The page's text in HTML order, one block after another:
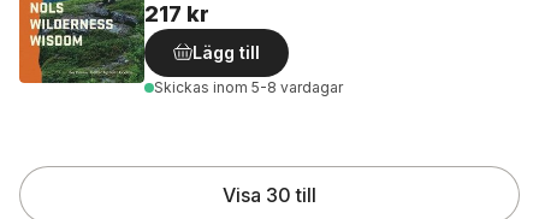
217 kr
Lägg till
Skickas inom 5-8 vardagar
Visa 30 till